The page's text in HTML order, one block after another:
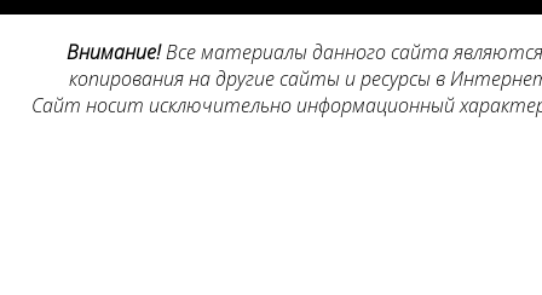
Внимание!Все материалы данного сайта
копирования на другие сайты и ресурсы в
Сайт носит исключительно информационный